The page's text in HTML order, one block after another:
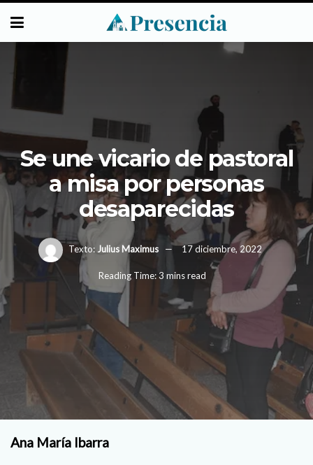
Se une vicario de pastoral
a misa por personas
desaparecidas
Texto: Julius Maximus 17 diciembre, 2022
Reading Time: 3 mins read
Ana María Ibarra